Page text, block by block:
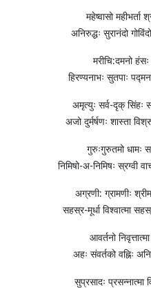
महेष्वासो महीभर्ता
अनिरुद्धः सुरानंदो
मरीचि:दमनो
हिरण्यनाभः सुतपाः
अमृत्युः सर्व-दृक् सिंहः
अजो दुर्मर्षणः शास्ता
गुरुःगुरुतमो धामः
निमिषो-अ-निमिषः स्रग्वी
अग्रणी: ग्रामणीः
सहस्र-मूर्धा विश्वात्मा
आवर्तनो
अहः संवर्तको वह्निः
सुप्रसादः प्रसन्नात्मा